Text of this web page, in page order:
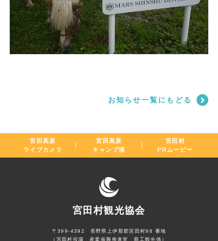
お知らせ一覧にもどる
宮田高原
ライブカメラ
宮田高原
キャンプ場
宮田村
PRムービー
宮田村観光協会
〒399-4392 長野県上伊那郡宮田村98 番地
（宮田村役場 産業振興推進室 商工観光係）